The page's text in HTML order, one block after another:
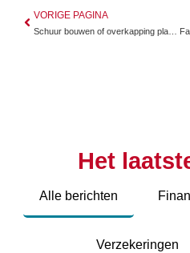
VORIGE PAGINA
Het
Alle berichten
Verzekeringen